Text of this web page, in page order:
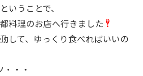
いうことで、
料理のお店へ行きました
して、ゆっくり食べればいいの
・・